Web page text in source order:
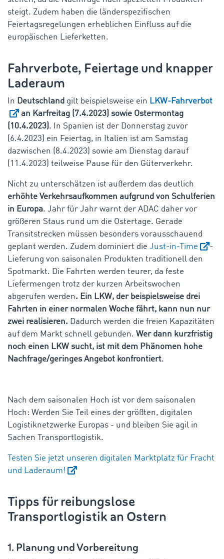
steigt. Zudem haben die länderspezifischen
Feiertagsregelungen erheblichen Einfluss auf die
europäischen Lieferketten.
Fahrverbote, Feiertage und knapper
Laderaum
In Deutschland gilt beispielsweise ein LKW-Fahrverbot
an Karfreitag (7.4.2023) sowie Ostermontag
(10.4.2023). In Spanien ist der Donnerstag zuvor
(6.4.2023) ein Feiertag, in Italien ist am Samstag
dazwischen (8.4.2023) sowie am Dienstag darauf
(11.4.2023) teilweise Pause für den Güterverkehr.
Nicht zu unterschätzen ist außerdem das deutlich
erhöhte Verkehrsaufkommen aufgrund von Schulferien
in Europa. Jahr für Jahr warnt der ADAC daher vor
größeren Staus rund um die Ostertage. Gerade
Transitstrecken müssen besonders vorausschauend
geplant werden. Zudem dominiert die Just-in-Time
-
Lieferung von saisonalen Produkten traditionell den
Spotmarkt. Die Fahrten werden teurer, da feste
Liefermengen trotz der kurzen Arbeitswochen
abgerufen werden. Ein LKW, der beispielsweise drei
Fahrten in einer normalen Woche fährt, kann nun nur
zwei realisieren. Dadurch werden die freien Kapazitäten
auf dem Markt schnell gebunden. Wer dann kurzfristig
noch einen LKW sucht, ist mit dem Phänomen hohe
Nachfrage/geringes Angebot konfrontiert.
Nach dem saisonalen Hoch ist vor dem saisonalen
Hoch: Werden Sie Teil eines der größten, digitalen
Logistiknetzwerke Europas - und bleiben Sie agil in
Sachen Transportlogistik.
Testen Sie jetzt unseren digitalen Marktplatz für Fracht
und Laderaum!
Tipps für reibungslose
Transportlogistik an Ostern
1. Planung und Vorbereitung